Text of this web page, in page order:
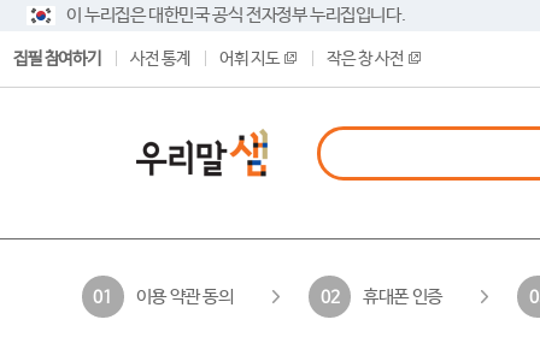
이 누리집은 대한민국 공식 전자정부 누리집입니다.
집필 참여하기 사전 통계 어휘 지도 작은 창 사전
01 이용 약관 동의 02 휴대폰 인증